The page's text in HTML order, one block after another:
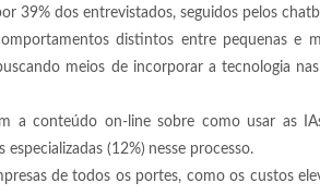
39% dos entrevistados, seguidos pelos
distintos entre pequenas e
meios de incorporar a tecnologia
a conteúdo on-line sobre como usar as
especializadas (12%) nesse processo.
de todos os portes, como os custos